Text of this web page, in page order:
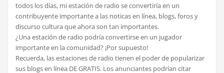
todos los días, mi estación de radio se convertiría en un
contribuyente importante a las noticas en línea, blogs, foros y
discurso cultura que ahora son tan importantes.
¿Una estación de radio podría convertirse en un jugador
importante en la comunidad? ¡Por supuesto!
Recuerda, las estaciones de radio tienen el poder de popularizar
sus blogs en línea DE GRATIS. Los anunciantes podrían citar